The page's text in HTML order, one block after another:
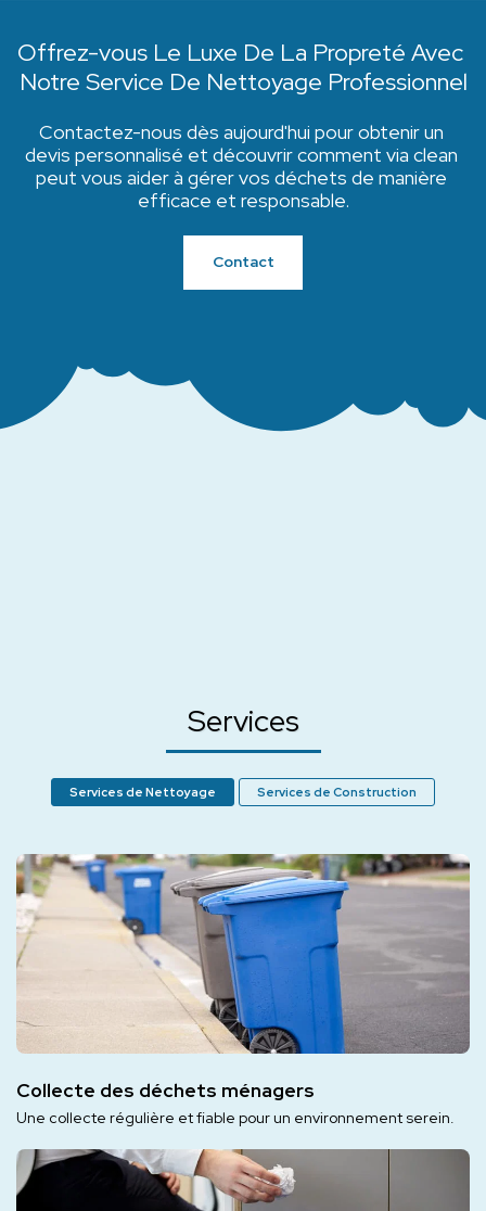
Offrez-vous Le Luxe De La Propreté Avec
Notre Service De Nettoyage Professionnel
Contactez-nous dès aujourd'hui pour obtenir un
devis personnalisé et découvrir comment via clean
peut vous aider à gérer vos déchets de manière
efficace et responsable.
Contact
Services
Services de Nettoyage Services de Construction
Collecte des déchets ménagers
Une collecte régulière et fiable pour un environnement serein.